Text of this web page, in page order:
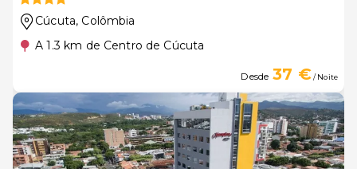
Cúcuta, Colômbia
A 1.3 km de Centro de Cúcuta
Desde 37 €/ Noite